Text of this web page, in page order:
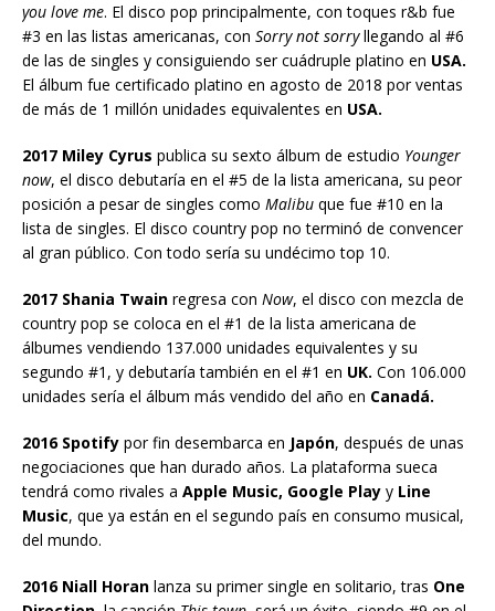
you love me. El disco pop principalmente, con toques r&b fue
#3 en las listas americanas, con Sorry not sorryllegando al #6
de las de singles y consiguiendo ser cuádruple platino en USA.
El álbum fue certificado platino en agosto de 2018 por ventas
de más de 1 millón unidades equivalentes en USA.
2017 Miley Cyrus publica su sexto álbum de estudio Younger
now, el disco debutaría en el #5 de la lista americana, su peor
posición a pesar de singles como Malibu que fue #10 en la
lista de singles. El disco country pop no terminó de convencer
al gran público. Con todo sería su undécimo top 10.
2017 Shania Twain regresa con Now, el disco con mezcla de
country pop se coloca en el #1 de la lista americana de
álbumes vendiendo 137.000 unidades equivalentes y su
segundo #1, y debutaría también en el #1 en UK. Con 106.000
unidades sería el álbum más vendido del año en Canadá.
2016 Spotify por fin desembarca en Japón, después de unas
negociaciones que han durado años. La plataforma sueca
tendrá como rivales a Apple Music, Google Play y Line
Music, que ya están en el segundo país en consumo musical,
del mundo.
2016 Niall Horan lanza su primer single en solitario, tras One